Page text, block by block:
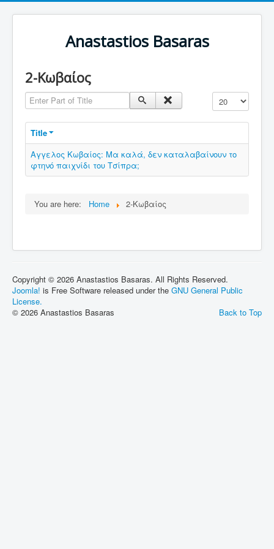
Anastastios Basaras
2-Κωβαίος
Enter Part of Title Display #
Title
Αγγελος Κωβαίος: Μα καλά, δεν καταλαβαίνουν το
φτηνό παιχνίδι του Τσίπρα;
You are here: Home 2-Κωβαίος
Copyright © 2026 Anastastios Basaras. All Rights Reserved.
Joomla! is Free Software released under the GNU General Public
License.
Back to Top
© 2026 Anastastios Basaras